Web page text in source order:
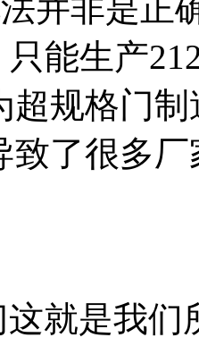
并非是正
只能生产
超规格门
致了很多
就是我